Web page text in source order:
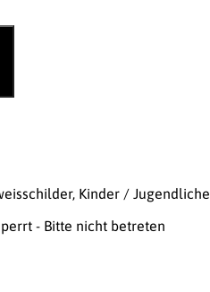
, Kinder / Jugendliche
- Bitte nicht betreten